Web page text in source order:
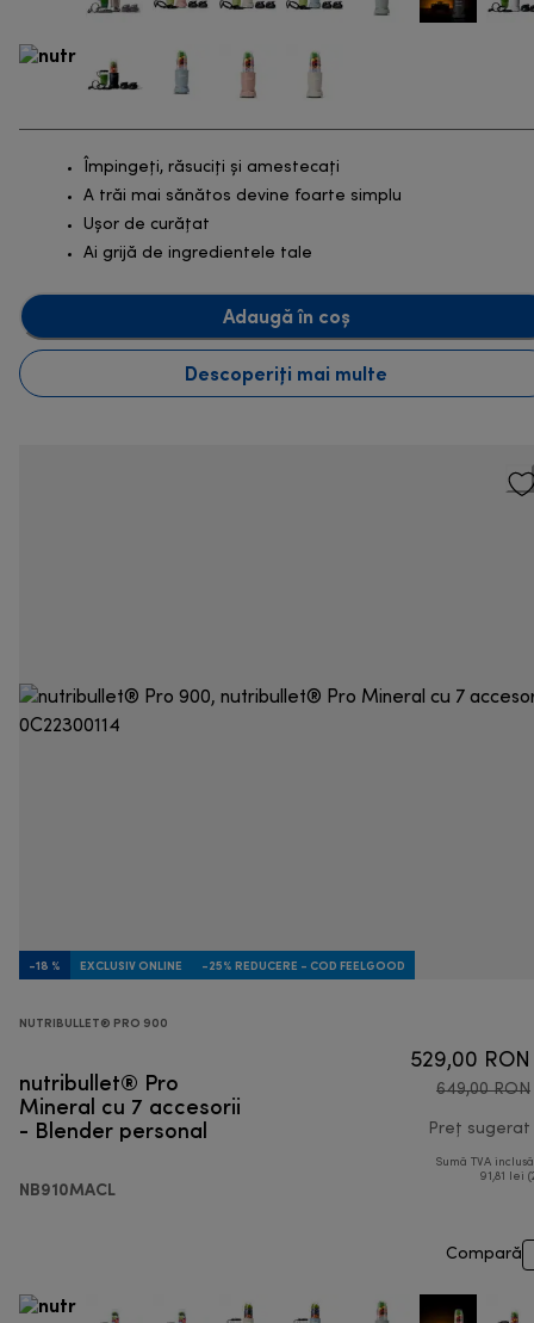
Împingeți, răsuciți și amestecați
A trăi mai sănătos devine foarte simplu
Ușor de curățat
Ai grijă de ingredientele tale
Adaugă în coș
Descoperiți mai multe
-18 % EXCLUSIV ONLINE -25% REDUCERE - COD FEELGOOD
NUTRIBULLET® PRO 900
nutribullet® Pro
Mineral cu 7 accesorii
- Blender personal
NB910MACL
529,00 RON
649,00 RON
Preț sugerat
Sumă TVA
91,81 lei
Compară